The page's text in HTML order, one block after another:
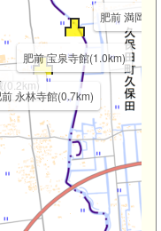
(0.2km)
前 永林寺館(0.7km)
肥前 宝泉寺館(1.0km)
肥前 満岡氏